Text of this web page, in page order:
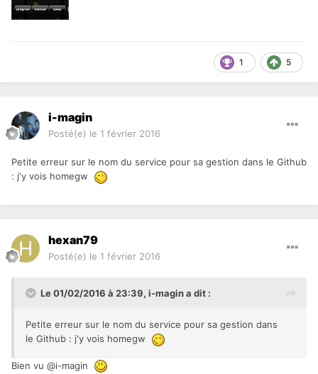
1 5
i-magin
Posté(e) le 1 février 2016
Petite erreur sur le nom du service pour sa gestion dans le Github
: j'y vois homegw
hexan79
Posté(e) le 1 février 2016
Le 01/02/2016 à 23:39, i-magin a dit :
Petite erreur sur le nom du service pour sa gestion dans
le Github : j'y vois homegw
Bien vu @i-magin